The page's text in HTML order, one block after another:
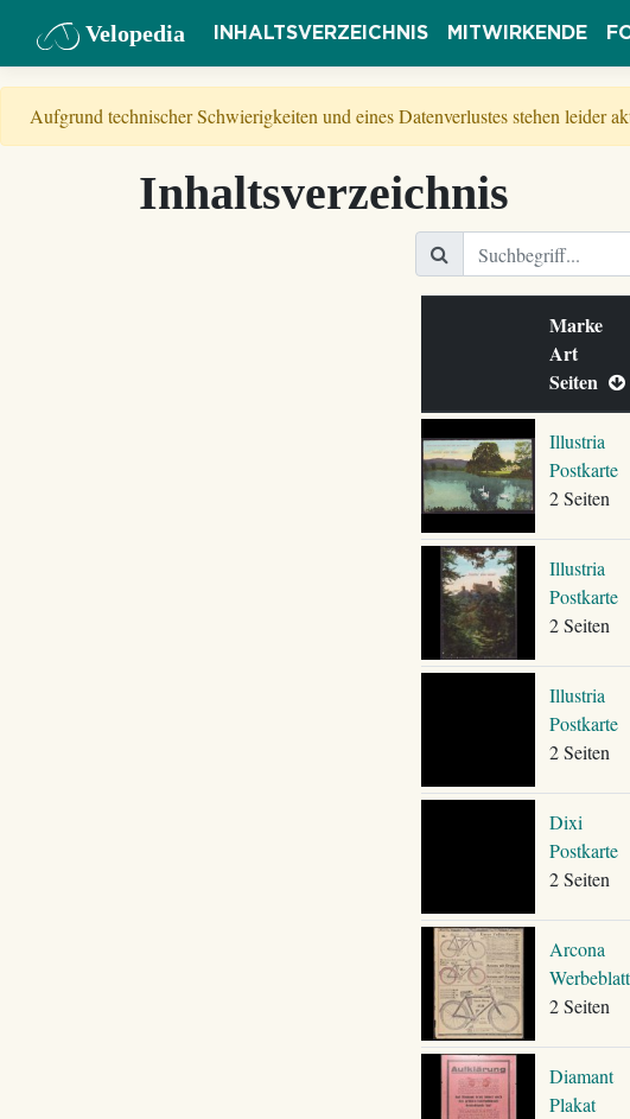
Velopedia INHALTSVERZEICHNIS MITWIRKENDE
Aufgrund technischer Schwierigkeiten und eines Datenverlustes stehen
Inhaltsverzeichnis
Marke
Art
Seiten
Illustria
Postkarte
2 Seiten
Illustria
Postkarte
2 Seiten
Illustria
Postkarte
2 Seiten
Dixi
Postkarte
2 Seiten
Arcona
Werbeblatt
2 Seiten
Diamant
Plakat